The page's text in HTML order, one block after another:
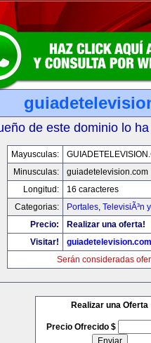
de este dominio lo
Mayusculas:
Minusculas:
guiadetelevision.com
Longitud:
16 caracteres
Categorias:
Portales, TelevisiÃ³n
Precio:
Realizar una oferta!
Visitar!
guiadetelevision.com
Serán consideradas
Realizar una Oferta
Precio Ofrecido $